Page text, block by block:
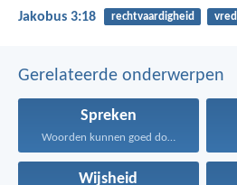
Jakobus 3:18 rechtvaardigheid
Gerelateerde onderwerpen
Spreken
Woorden kunnen goed doen...
Wijsheid